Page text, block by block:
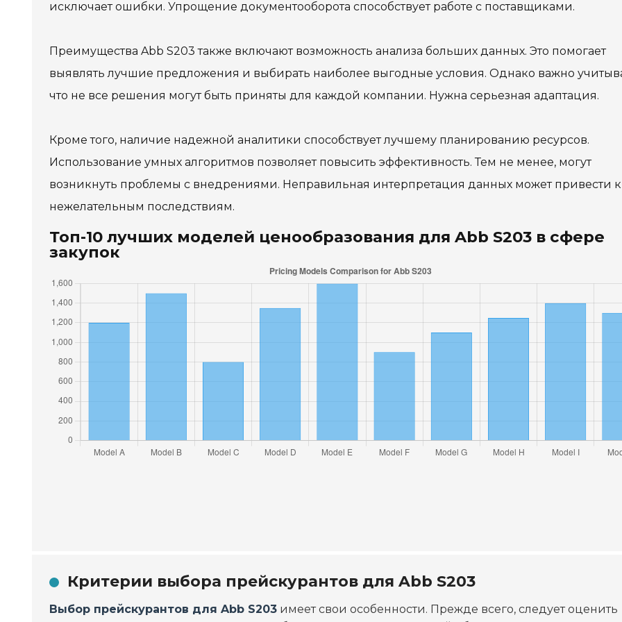
исключает ошибки. Упрощение документооборота способствует работе с поставщиками.
Преимущества Abb S203 также включают возможность анализа больших данных. Это помогает
выявлять лучшие предложения и выбирать наиболее выгодные условия. Однако важно
что не все решения могут быть приняты для каждой компании. Нужна серьезная адаптация.
Кроме того, наличие надежной аналитики способствует лучшему планированию ресурсов.
Использование умных алгоритмов позволяет повысить эффективность. Тем не менее, могут
возникнуть проблемы с внедрениями. Неправильная интерпретация данных может привести к
нежелательным последствиям.
Топ-10 лучших моделей ценообразования для Abb S203 в сфере
закупок
Критерии выбора прейскурантов для Abb S203
Выбор прейскурантов для Abb S203 имеет свои особенности. Прежде всего, следует оценить